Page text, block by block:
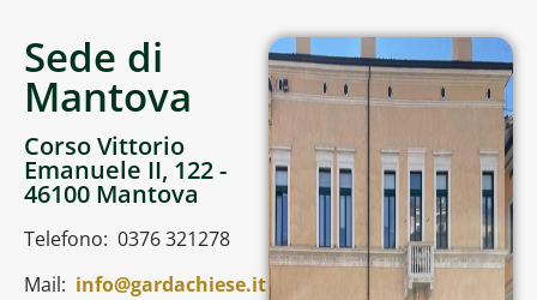
Sede di
Mantova
Corso Vittorio
Emanuele II, 122 -
46100 Mantova
Telefono: 0376 321278
Mail: info@gardachiese.it